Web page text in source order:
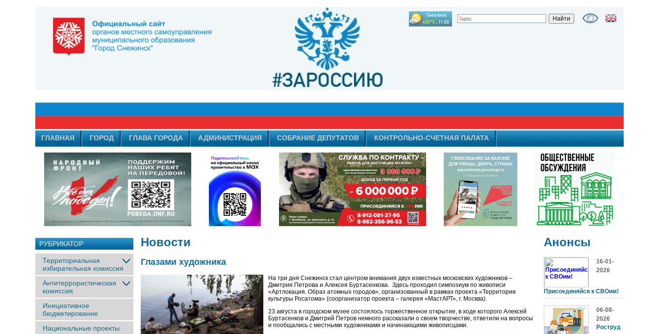
ГЛАВНАЯ ГОРОД ГЛАВА ГОРОДА АДМИНИСТРАЦИЯ СОБРАНИЕ ДЕПУТАТОВ КОНТРОЛЬНО-СЧЕТНАЯ ПАЛАТА
РУБРИКАТОР
Территориальная
избирательная комиссия
Антитеррористическая
комиссия
Инициативное
бюджетирование
Национальные проекты
Новости
Глазами художника
На три дня Снежинск стал центром внимания двух известных московских художников –
Дмитрия Петрова и Алексея Буртасенкова. Здесь проходил симпозиум по живописи
«Артлокация. Образ атомных городов», организованный в рамках проекта «Территория
культуры Росатома» (соорганизатор проекта – галерея «МастАРТ», г. Москва).
23 августа в городском музее состоялось торжественное открытие, в ходе которого Алексей
Буртасенков и Дмитрий Петров немного рассказали о своем творчестве, ответили на вопросы
и пообщались с местными художниками и начинающими живописцами.
Анонсы
16-01-
2026
Присоединяйся к СВОим!
06-08-
2026
Роструд